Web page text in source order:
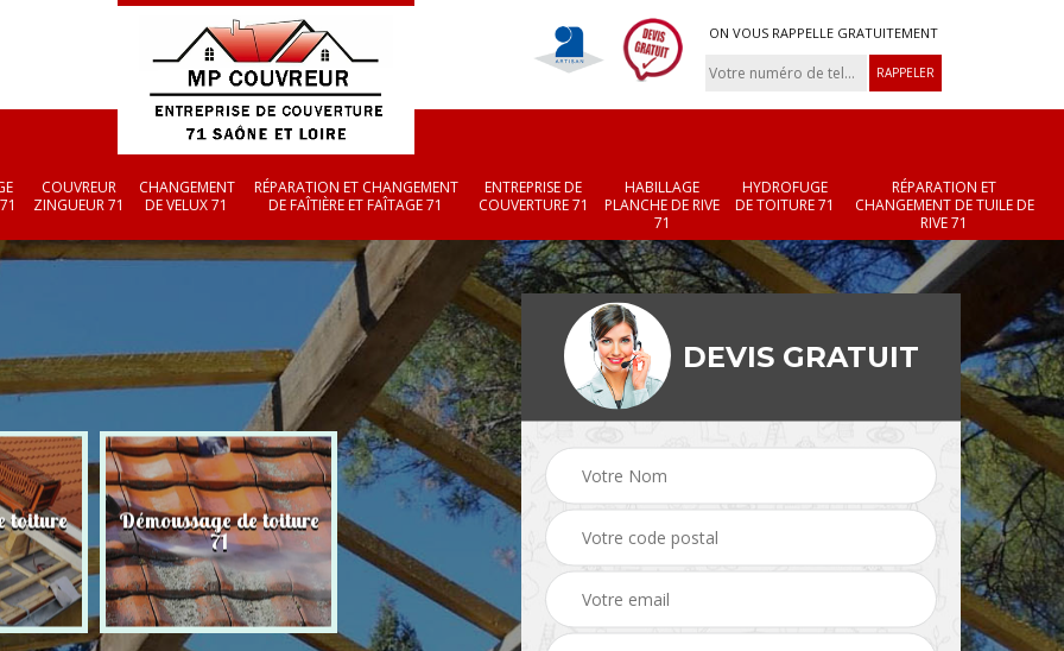
ON VOUS RAPPELLE GRATUITEMENT
COUVREUR
ZINGUEUR 71
CHANGEMENT
DE VELUX 71
RÉPARATION ET CHANGEMENT
DE FAÎTIÈRE ET FAÎTAGE 71
ENTREPRISE DE
COUVERTURE 71
HABILLAGE
PLANCHE DE RIVE
71
HYDROFUGE
DE TOITURE 71
RÉPARATION ET
CHANGEMENT DE TUILE DE
RIVE 71
toiture Démoussage de toiture
71 Couvreur zingueur 71 71
Réparation et
changement de
et faîtage 71
DEVIS GRATUIT